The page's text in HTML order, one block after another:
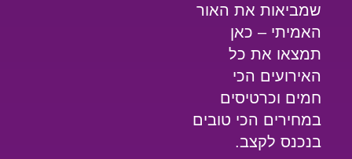
שמביאות את האור
האמיתי – כאן
תמצאו את כל
האירועים הכי
חמים וכרטיסים
במחירים הכי טובים
בנכנס לקצב.